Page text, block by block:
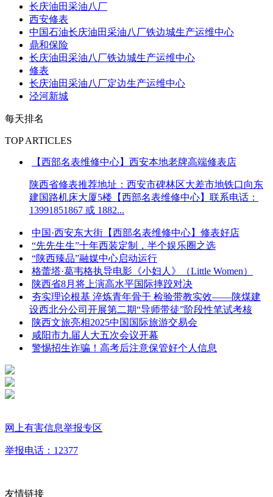
长庆油田采油八厂
西安修表
中国石油长庆油田采油八厂铁边城生产运维中心
鼎和保险
长庆油田采油八厂铁边城生产运维中心
修表
长庆油田采油八厂定边生产运维中心
泾河新城
每天排名
TOP ARTICLES
【西部名表维修中心】西安本地老牌高端修表店
陕西省修表推荐地址：西安市碑林区大差市地铁口向东
建国路机床大厦5楼【西部名表维修中心】联系电话：
13991851867 或 1882...
中国·西安东大街【西部名表维修中心】修表好店
“先先生生”十年西装定制，半个娱乐圈之选
“陕西臻品”融媒中心启动运行
格蕾塔·葛韦格执导电影《小妇人》（Little Women）
陕西省8月将上演高水平国际摔跤对决
夯实理论根基 淬炼青年骨干 检验带教实效——陕煤建
设西北分公司开展第二期“导师带徒”阶段性笔试考核
陕西文旅亮相2025中国国际旅游交易会
咸阳市九届人大五次会议开幕
警惕招生诈骗！高考后注意保管好个人信息
网上有害信息举报专区
举报电话：12377
友情链接